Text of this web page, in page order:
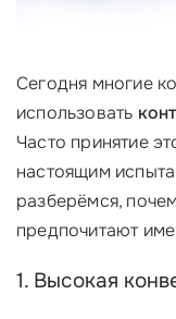
Сегодня многие
использовать
Часто принятие
настоящим
разберёмся,
предпочитают
1. Высокая